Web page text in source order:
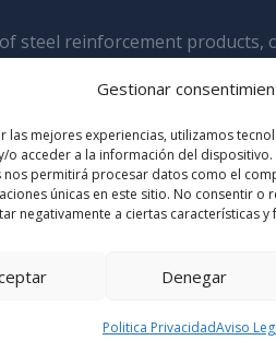
Gestionar
las mejores experiencias, utilizamos
o acceder a la información del
nos permitirá procesar datos como el
únicas en este sitio. No consentir o
negativamente a ciertas características y
Denegar
Politica PrivacidadAviso
steel reinforcement products,